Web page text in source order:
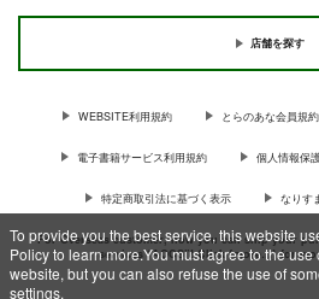
To provide you the best service, this website
Policy to learn more.You must agree to the
website, but you can also refuse the use of
settings.
店舗を探す
WEBSITE利用規約 とらのあな会員規約
電子書籍サービス利用規約 個人情報保
特定商取引法に基づく表示 なりす
For Overseas customer, now you can ship your
services “AOCS”! Click {more…} for